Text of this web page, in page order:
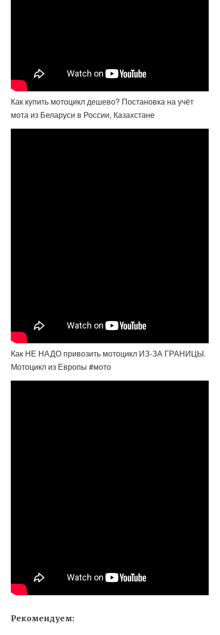
Как купить мотоцикл дешево? Постановка на учёт
мота из Беларуси в России, Казахстане
Как НЕ НАДО привозить мотоцикл ИЗ-ЗА ГРАНИЦЫ.
Мотоцикл из Европы #мото
Рекомендуем: